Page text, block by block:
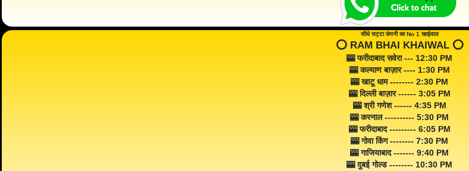
सीधे सट्टा कंपनी का No 1 खाईवाल
⭕️ RAM BHAI KHAIWAL ⭕️
🎰 फरीदाबाद सवेरा --- 12:30 PM
🎰 कल्याण बाज़ार ---- 1:30 PM
🎰 खाटू धाम -------- 2:30 PM
🎰 दिल्ली बाज़ार ------ 3:05 PM
🎰 श्री गणेश ------ 4:35 PM
🎰 करनाल ---------- 5:30 PM
🎰 फरीदाबाद --------- 6:05 PM
🎰 गोवा किंग -------- 7:30 PM
🎰 गाजियाबाद ------- 9:40 PM
🎰 दुबई गोल्ड -------- 10:30 PM